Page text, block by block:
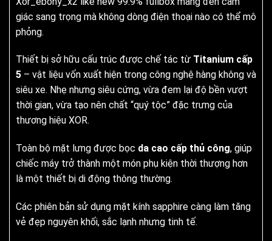
giác sang trọng mà không dòng điện thoại nào có thể mô
phỏng.
Thiết bị sở hữu cấu trúc được chế tác từ Titanium cấp
5 – vật liệu vốn xuất hiện trong công nghệ hàng không và
siêu xe. Nhẹ nhưng siêu cứng, vừa đem lại độ bền vượt
thời gian, vừa tạo nên chất “quý tộc” đặc trưng của
thương hiệu XOR.
Toàn bộ mặt lưng được bọc da cao cấp thủ công, giúp
chiếc máy trở thành một món phụ kiện thời thượng hơn
là một thiết bị di động thông thường.
Các phiên bản sử dụng mặt kính sapphire càng làm tăng
vẻ đẹp nguyên khối, sắc lạnh nhưng tinh tế.